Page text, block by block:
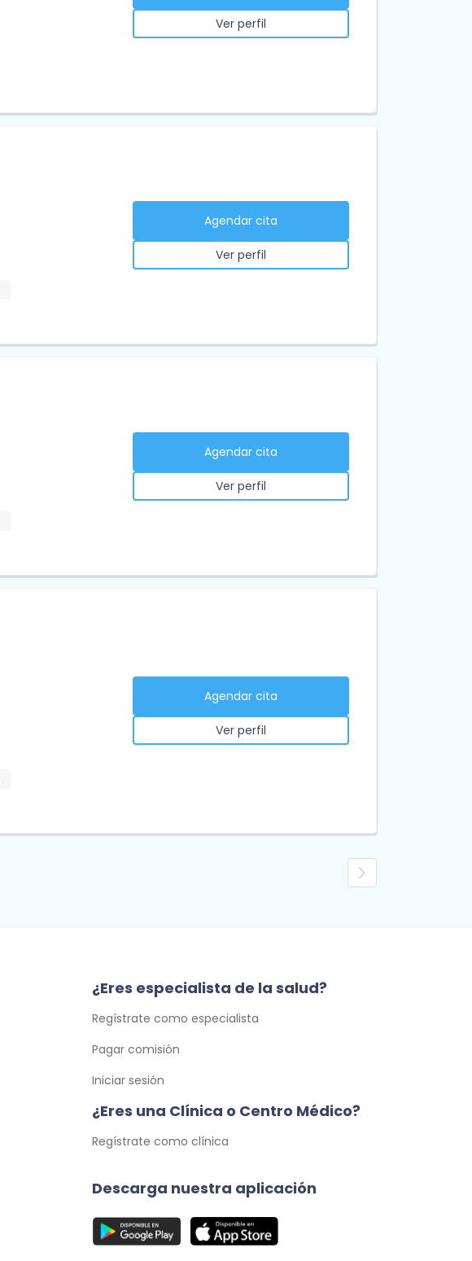
Ver perfil
Agendar cita
Ver perfil
Agendar cita
Ver perfil
Agendar cita
Ver perfil
¿Eres especialista de la salud?
Regístrate como especialista
Pagar comisión
Iniciar sesión
¿Eres una Clínica o Centro Médico?
Regístrate como clínica
Descarga nuestra aplicación